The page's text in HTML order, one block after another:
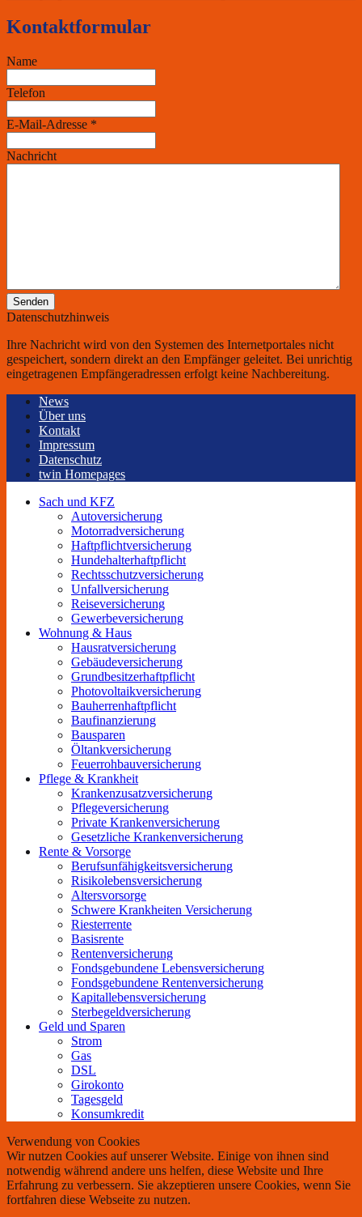
Kontaktformular
Name
Telefon
E-Mail-Adresse *
Nachricht
Senden
Datenschutzhinweis
Ihre Nachricht wird von den Systemen des Internetportales nicht
gespeichert, sondern direkt an den Empfänger geleitet. Bei unrichtig
eingetragenen Empfängeradressen erfolgt keine Nachbereitung.
News
Über uns
Kontakt
Impressum
Datenschutz
twin Homepages
Sach und KFZ
Autoversicherung
Motorradversicherung
Haftpflichtversicherung
Hundehalterhaftpflicht
Rechtsschutzversicherung
Unfallversicherung
Reiseversicherung
Gewerbeversicherung
Wohnung & Haus
Hausratversicherung
Gebäudeversicherung
Grundbesitzerhaftpflicht
Photovoltaikversicherung
Bauherrenhaftpflicht
Baufinanzierung
Bausparen
Öltankversicherung
Feuerrohbauversicherung
Pflege & Krankheit
Krankenzusatzversicherung
Pflegeversicherung
Private Krankenversicherung
Gesetzliche Krankenversicherung
Rente & Vorsorge
Berufs­unfähigkeitsversicherung
Risikolebensversicherung
Altersvorsorge
Schwere Krankheiten Versicherung
Riesterrente
Basisrente
Rentenversicherung
Fondsgebundene Lebensversicherung
Fondsgebundene Rentenversicherung
Kapitallebensversicherung
Sterbegeldversicherung
Geld und Sparen
Strom
Gas
DSL
Girokonto
Tagesgeld
Konsumkredit
Verwendung von Cookies
Wir nutzen Cookies auf unserer Website. Einige von ihnen sind
notwendig während andere uns helfen, diese Website und Ihre
Erfahrung zu verbessern. Sie akzeptieren unsere Cookies, wenn Sie
fortfahren diese Webseite zu nutzen.